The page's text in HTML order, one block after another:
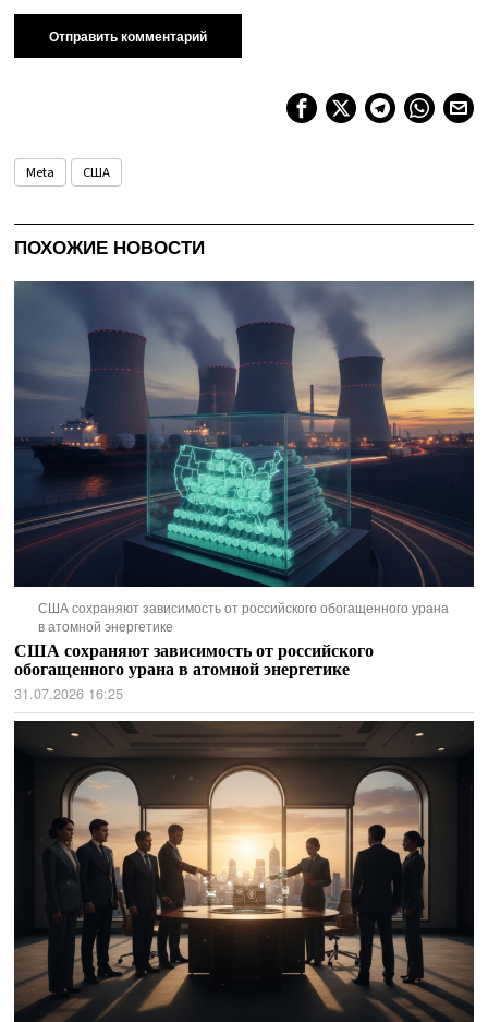
Meta США
ПОХОЖИЕ НОВОСТИ
США сохраняют зависимость от российского обогащенного урана
в атомной энергетике
США сохраняют зависимость от российского
обогащенного урана в атомной энергетике
31.07.2026 16:25